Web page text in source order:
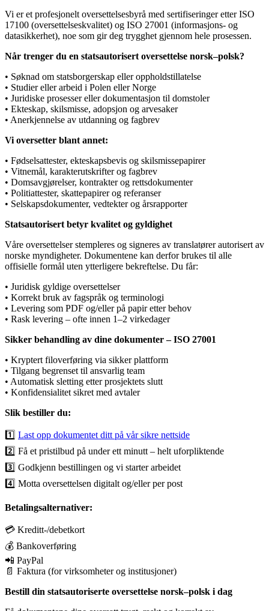
Vi er et profesjonelt oversettelsesbyrå med sertifiseringer etter ISO
17100 (oversettelseskvalitet) og ISO 27001 (informasjons- og
datasikkerhet), noe som gir deg trygghet gjennom hele prosessen.
Når trenger du en statsautorisert oversettelse norsk–polsk?
• Søknad om statsborgerskap eller oppholdstillatelse
• Studier eller arbeid i Polen eller Norge
• Juridiske prosesser eller dokumentasjon til domstoler
• Ekteskap, skilsmisse, adopsjon og arvesaker
• Anerkjennelse av utdanning og fagbrev
Vi oversetter blant annet:
• Fødselsattester, ekteskapsbevis og skilsmissepapirer
• Vitnemål, karakterutskrifter og fagbrev
• Domsavgjørelser, kontrakter og rettsdokumenter
• Politiattester, skattepapirer og referanser
• Selskapsdokumenter, vedtekter og årsrapporter
Statsautorisert betyr kvalitet og gyldighet
Våre oversettelser stempleres og signeres av translatører autorisert av
norske myndigheter. Dokumentene kan derfor brukes til alle
offisielle formål uten ytterligere bekreftelse. Du får:
• Juridisk gyldige oversettelser
• Korrekt bruk av fagspråk og terminologi
• Levering som PDF og/eller på papir etter behov
• Rask levering – ofte innen 1–2 virkedager
Sikker behandling av dine dokumenter – ISO 27001
• Kryptert filoverføring via sikker plattform
• Tilgang begrenset til ansvarlig team
• Automatisk sletting etter prosjektets slutt
• Konfidensialitet sikret med avtaler
Slik bestiller du:
1️⃣ Last opp dokumentet ditt på vår sikre nettside
2️⃣ Få et pristilbud på under ett minutt – helt uforpliktende
3️⃣ Godkjenn bestillingen og vi starter arbeidet
4️⃣ Motta oversettelsen digitalt og/eller per post
Betalingsalternativer:
💳 Kreditt-/debetkort
💰 Bankoverføring
📲 PayPal
📄 Faktura (for virksomheter og institusjoner)
Bestill din statsautoriserte oversettelse norsk–polsk i dag